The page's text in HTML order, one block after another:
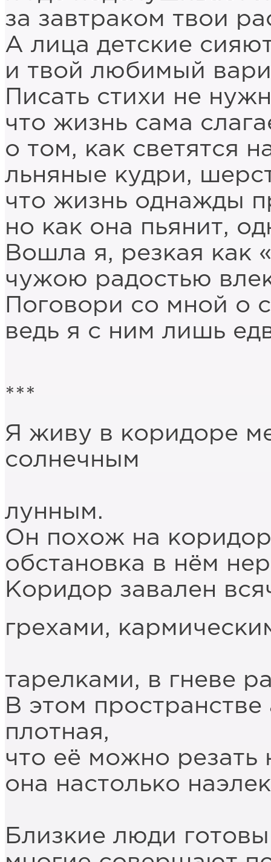
за завтраком твои
А лица детские
и твой любимый
Писать стихи не
что жизнь сама
о том, как светятся
льняные кудри,
что жизнь однажды
но как она пьянит,
Вошла я, резкая как
чужою радостью
Поговори со мной о
ведь я с ним лишь
***
Я живу в коридоре
солнечным
лунным.
Он похож на
обстановка в нём
Коридор завален
грехами,
тарелками, в гневе
В этом
плотная,
что её можно резать
она настолько
Близкие люди